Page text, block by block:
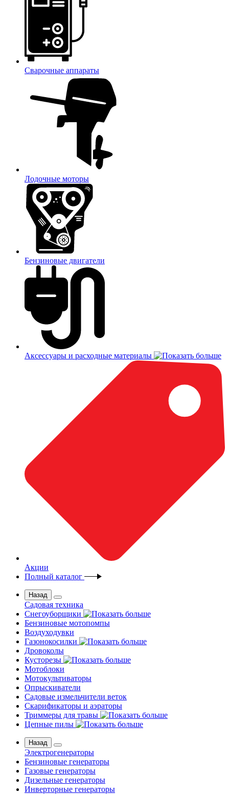
Сварочные аппараты
Лодочные моторы
Бензиновые двигатели
Аксессуары и расходные материалы
Акции
Полный каталог
Назад
Садовая техника
Снегоуборщики
Бензиновые мотопомпы
Воздуходувки
Газонокосилки
Дровоколы
Кусторезы
Мотоблоки
Мотокультиваторы
Опрыскиватели
Садовые измельчители веток
Скарификаторы и аэраторы
Триммеры для травы
Цепные пилы
Назад
Электрогенераторы
Бензиновые генераторы
Газовые генераторы
Дизельные генераторы
Инверторные генераторы